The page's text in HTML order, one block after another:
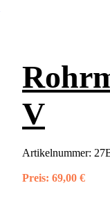
V
Artikelnummer:
Preis: 69,00 €